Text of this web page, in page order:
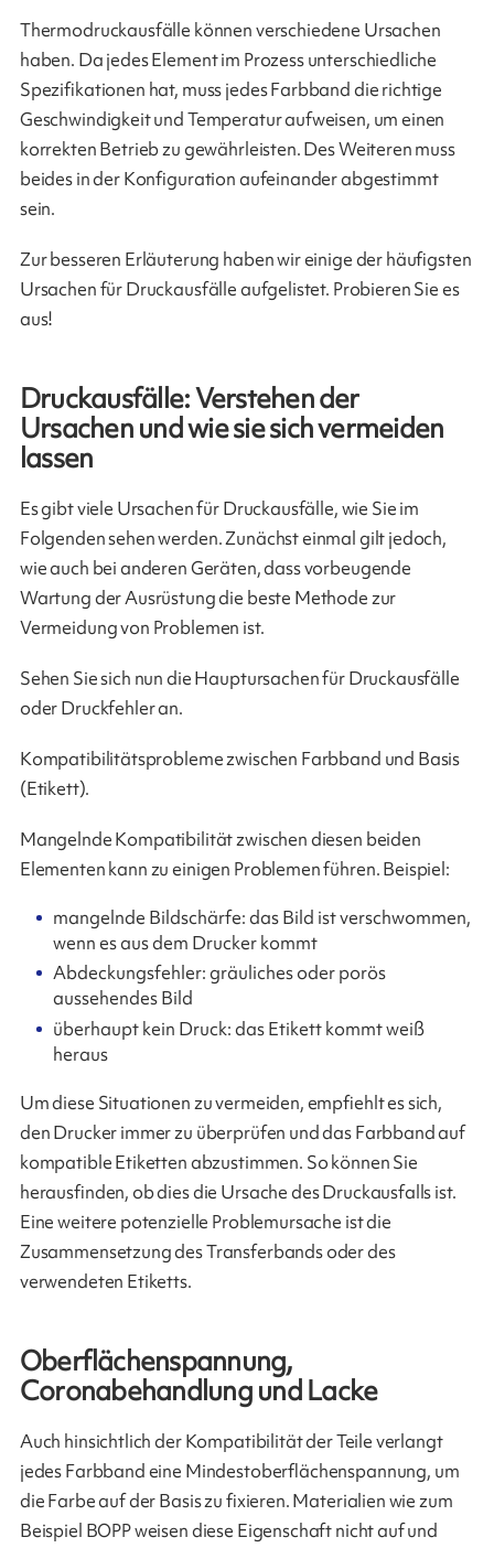
Thermodruckausfälle können verschiedene Ursachen
haben. Da jedes Element im Prozess unterschiedliche
Spezifikationen hat, muss jedes Farbband die richtige
Geschwindigkeit und Temperatur aufweisen, um einen
korrekten Betrieb zu gewährleisten. Des Weiteren muss
beides in der Konfiguration aufeinander abgestimmt
sein.
Zur besseren Erläuterung haben wir einige der häufigsten
Ursachen für Druckausfälle aufgelistet. Probieren Sie es
aus!
Druckausfälle: Verstehen der
Ursachen und wie sie sich vermeiden
lassen
Es gibt viele Ursachen für Druckausfälle, wie Sie im
Folgenden sehen werden. Zunächst einmal gilt jedoch,
wie auch bei anderen Geräten, dass vorbeugende
Wartung der Ausrüstung die beste Methode zur
Vermeidung von Problemen ist.
Sehen Sie sich nun die Hauptursachen für Druckausfälle
oder Druckfehler an.
Kompatibilitätsprobleme zwischen Farbband und Basis
(Etikett).
Mangelnde Kompatibilität zwischen diesen beiden
Elementen kann zu einigen Problemen führen. Beispiel:
mangelnde Bildschärfe: das Bild ist verschwommen,
wenn es aus dem Drucker kommt
Abdeckungsfehler: gräuliches oder porös
aussehendes Bild
überhaupt kein Druck: das Etikett kommt weiß
heraus
Um diese Situationen zu vermeiden, empfiehlt es sich,
den Drucker immer zu überprüfen und das Farbband auf
kompatible Etiketten abzustimmen. So können Sie
herausfinden, ob dies die Ursache des Druckausfalls ist.
Eine weitere potenzielle Problemursache ist die
Zusammensetzung des Transferbands oder des
verwendeten Etiketts.
Oberflächenspannung,
Coronabehandlung und Lacke
Auch hinsichtlich der Kompatibilität der Teile verlangt
jedes Farbband eine Mindestoberflächenspannung, um
die Farbe auf der Basis zu fixieren. Materialien wie zum
Beispiel BOPP weisen diese Eigenschaft nicht auf und